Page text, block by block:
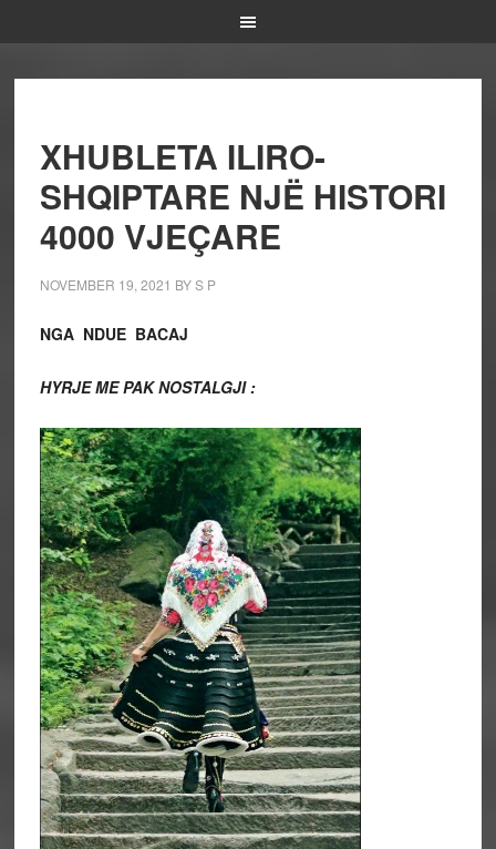
XHUBLETA ILIRO-
SHQIPTARE NJË HISTORI
4000 VJEÇARE
NOVEMBER 19, 2021 BYS P
NGA NDUE BACAJ
HYRJE ME PAK NOSTALGJI :